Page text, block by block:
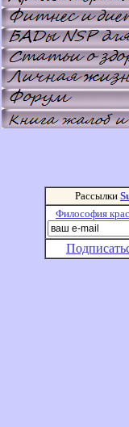
Рассылки
Философия